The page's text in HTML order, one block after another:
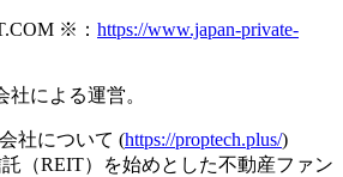
※： https://www.japan-private-
社による運営。
社について (https://proptech.plus/)
（REIT）を始めとした不動産ファン